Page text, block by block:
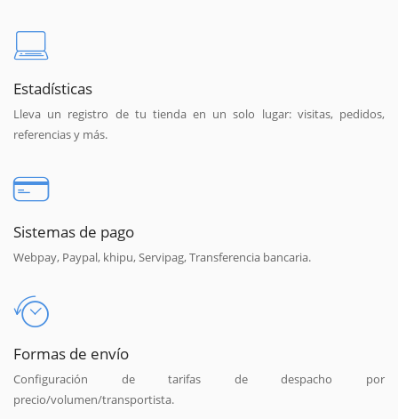
Estadísticas
Lleva un registro de tu tienda en un solo lugar: visitas, pedidos,
referencias y más.
Sistemas de pago
Webpay, Paypal, khipu, Servipag, Transferencia bancaria.
Formas de envío
Configuración de tarifas de despacho por
precio/volumen/transportista.